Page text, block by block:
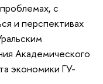
с
и перспективах
Академического
экономики ГУ-